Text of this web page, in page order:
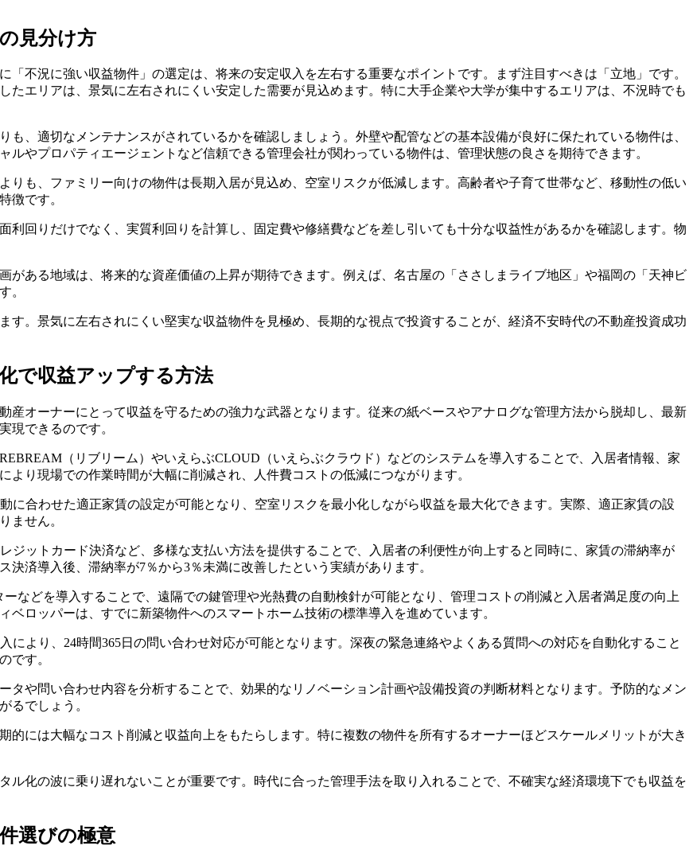
見分け方
不況に強い収益物件」の選定は、将来の安定収入を左右する重要なポイントです。まず注目すべきは「立地」です。
エリアは、景気に左右されにくい安定した需要が見込めます。特に大手企業や大学が集中するエリアは、不況時でも
、適切なメンテナンスがされているかを確認しましょう。外壁や配管などの基本設備が良好に保たれている物件は、
やプロパティエージェントなど信頼できる管理会社が関わっている物件は、管理状態の良さを期待できます。
りも、ファミリー向けの物件は長期入居が見込め、空室リスクが低減します。高齢者や子育て世帯など、移動性の低い
徴です。
利回りだけでなく、実質利回りを計算し、固定費や修繕費などを差し引いても十分な収益性があるかを確認します。物
がある地域は、将来的な資産価値の上昇が期待できます。例えば、名古屋の「ささしまライブ地区」や福岡の「天神ビ
。
す。景気に左右されにくい堅実な収益物件を見極め、長期的な視点で投資することが、経済不安時代の不動産投資成功
で収益アップする方法
産オーナーにとって収益を守るための強力な武器となります。従来の紙ベースやアナログな管理方法から脱却し、最新
現できるのです。
（リブリーム）やいえらぶCLOUD（いえらぶクラウド）などのシステムを導入することで、入居者情報、家
り現場での作業時間が大幅に削減され、人件費コストの低減につながります。
に合わせた適正家賃の設定が可能となり、空室リスクを最小化しながら収益を最大化できます。実際、適正家賃の設
ません。
ジットカード決済など、多様な支払い方法を提供することで、入居者の利便性が向上すると同時に、家賃の滞納率が
済導入後、滞納率が7％から3％未満に改善したという実績があります。
などを導入することで、遠隔での鍵管理や光熱費の自動検針が可能となり、管理コストの削減と入居者満足度の向上
ロッパーは、すでに新築物件へのスマートホーム技術の標準導入を進めています。
より、24時間365日の問い合わせ対応が可能となります。深夜の緊急連絡やよくある質問への対応を自動化すること
です。
タや問い合わせ内容を分析することで、効果的なリノベーション計画や設備投資の判断材料となります。予防的なメン
るでしょう。
的には大幅なコスト削減と収益向上をもたらします。特に複数の物件を所有するオーナーほどスケールメリットが大き
ル化の波に乗り遅れないことが重要です。時代に合った管理手法を取り入れることで、不確実な経済環境下でも収益を
選びの極意